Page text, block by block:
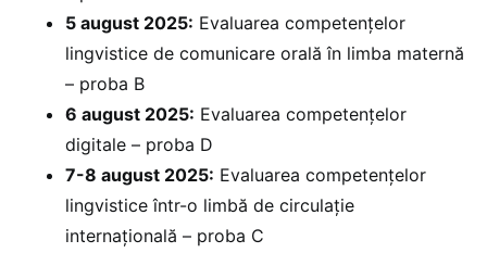
5 august 2025: Evaluarea competențelor
lingvistice de comunicare orală în limba maternă
– proba B
6 august 2025: ⁠Evaluarea competențelor
digitale – proba D
7-8 august 2025: Evaluarea competențelor
lingvistice într-o limbă de circulație
internațională – proba C